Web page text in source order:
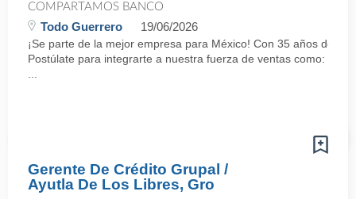
COMPARTAMOS BANCO
Todo Guerrero 19/06/2026
¡Se parte de la mejor empresa para México! Con 35 años de
Postúlate para integrarte a nuestra fuerza de ventas como:
Gerente De Crédito Grupal /
Ayutla De Los Libres, Gro